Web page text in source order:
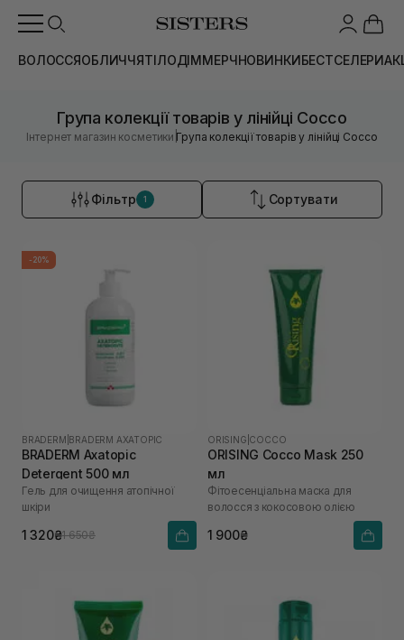
ВОЛОССЯОБЛИЧЧЯТІЛОДІММЕРЧНОВИНКИБЕСТСЕЛЕРИ
Група колекції товарів у лінійці Cocco
Інтернет магазин косметики |Група колекції товарів у лінійці Cocco
Фільтр 1 Сортувати
-20%
BRADERM BRADERM AXATOPIC
BRADERM Axatopic
Detergent 500 мл
Гель для очищення атопічної
шкіри
1 320₴1 650₴
ORISING COCCO
ORISING Cocco Mask 250
мл
Фітоесенціальна маска для
волосся з кокосовою олією
1 900₴